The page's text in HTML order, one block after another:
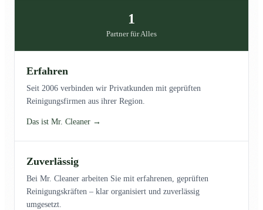
1
Partner für Alles
Erfahren
Seit 2006 verbinden wir Privatkunden mit geprüften
Reinigungsfirmen aus ihrer Region.
Das ist Mr. Cleaner →
Zuverlässig
Bei Mr. Cleaner arbeiten Sie mit erfahrenen, geprüften
Reinigungskräften – klar organisiert und zuverlässig
umgesetzt.